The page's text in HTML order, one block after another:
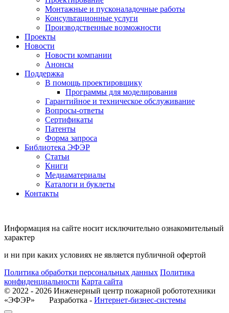
Монтажные и пусконаладочные работы
Консультационные услуги
Производственные возможности
Проекты
Новости
Новости компании
Анонсы
Поддержка
В помощь проектировщику
Программы для моделирования
Гарантийное и техническое обслуживание
Вопросы-ответы
Сертификаты
Патенты
Форма запроса
Библиотека ЭФЭР
Статьи
Книги
Медиаматериалы
Каталоги и буклеты
Контакты
Информация на сайте носит исключительно ознакомительный
характер
и ни при каких условиях не является публичной офертой
Политика обработки персональных данных Политика
конфиденциальности Карта сайта
© 2022 - 2026 Инженерный центр пожарной робототехники
«ЭФЭР» Разработка - Интернет-бизнес-системы